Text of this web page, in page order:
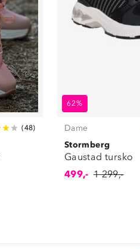
(48)
62%
Dame
Stormberg
Gaustad tursko
499,- 1 299,-